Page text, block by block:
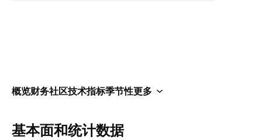
概览财务社区技术指标季节性更多
基本面和统计数据